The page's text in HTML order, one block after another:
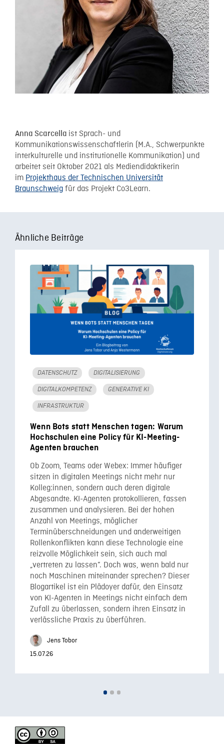
Anna Scarcella ist Sprach- und
Kommunikationswissenschaftlerin (M.A., Schwerpunkte
interkulturelle und institutionelle Kommunikation) und
arbeitet seit Oktober 2021 als Mediendidaktikerin
im Projekthaus der Technischen Universität
Braunschweig für das Projekt Co3Learn.
Ähnliche Beiträge
DATENSCHUTZ DIGITALISIERUNG
DIGITALKOMPETENZ GENERATIVE KI
INFRASTRUKTUR
Wenn Bots statt Menschen tagen: Warum
Hochschulen eine Policy für KI-Meeting-
Agenten brauchen
Ob Zoom, Teams oder Webex: Immer häufiger
sitzen in digitalen Meetings nicht mehr nur
Kolleg:innen, sondern auch deren digitale
Abgesandte. KI-Agenten protokollieren, fassen
zusammen und analysieren. Bei der hohen
Anzahl von Meetings, möglicher
Terminüberschneidungen und anderweitigen
Rollenkonflikten kann diese Technologie eine
reizvolle Möglichkeit sein, sich auch mal
„vertreten zu lassen”. Doch was, wenn bald nur
noch Maschinen miteinander sprechen? Dieser
Blogartikel ist ein Plädoyer dafür, den Einsatz
von KI-Agenten in Meetings nicht einfach dem
Zufall zu überlassen, sondern ihren Einsatz in
verlässliche Praxis zu überführen.
Jens Tobor
15.07.26